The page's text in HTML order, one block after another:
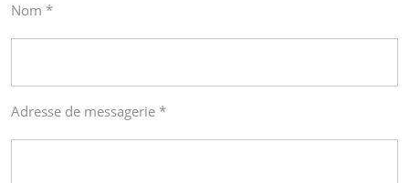
Nom *
Adresse de messagerie *